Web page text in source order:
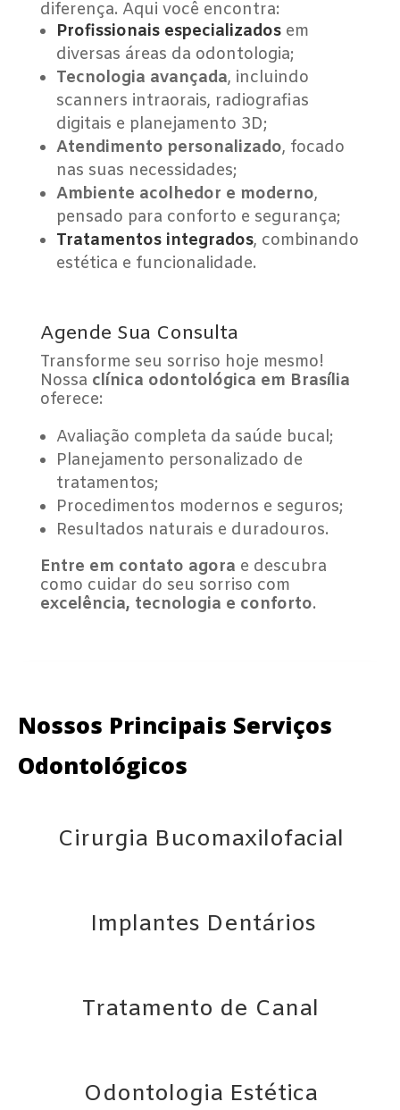
diferença. Aqui você encontra:
Profissionais especializados em
diversas áreas da odontologia;
Tecnologia avançada, incluindo
scanners intraorais, radiografias
digitais e planejamento 3D;
Atendimento personalizado, focado
nas suas necessidades;
Ambiente acolhedor e moderno,
pensado para conforto e segurança;
Tratamentos integrados, combinando
estética e funcionalidade.
Agende Sua Consulta
Transforme seu sorriso hoje mesmo!
Nossa clínica odontológica em Brasília
oferece:
Avaliação completa da saúde bucal;
Planejamento personalizado de
tratamentos;
Procedimentos modernos e seguros;
Resultados naturais e duradouros.
Entre em contato agora e descubra
como cuidar do seu sorriso com
excelência, tecnologia e conforto.
Nossos Principais Serviços
Odontológicos
Cirurgia Bucomaxilofacial
Implantes Dentários
Tratamento de Canal
Odontologia Estética